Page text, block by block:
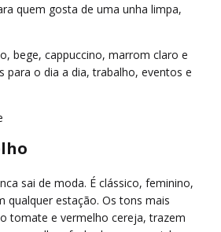
quem gosta de uma unha limpa,
bege, cappuccino, marrom claro e
para o dia a dia, trabalho, eventos e
sai de moda. É clássico, feminino,
qualquer estação. Os tons mais
tomate e vermelho cereja, trazem